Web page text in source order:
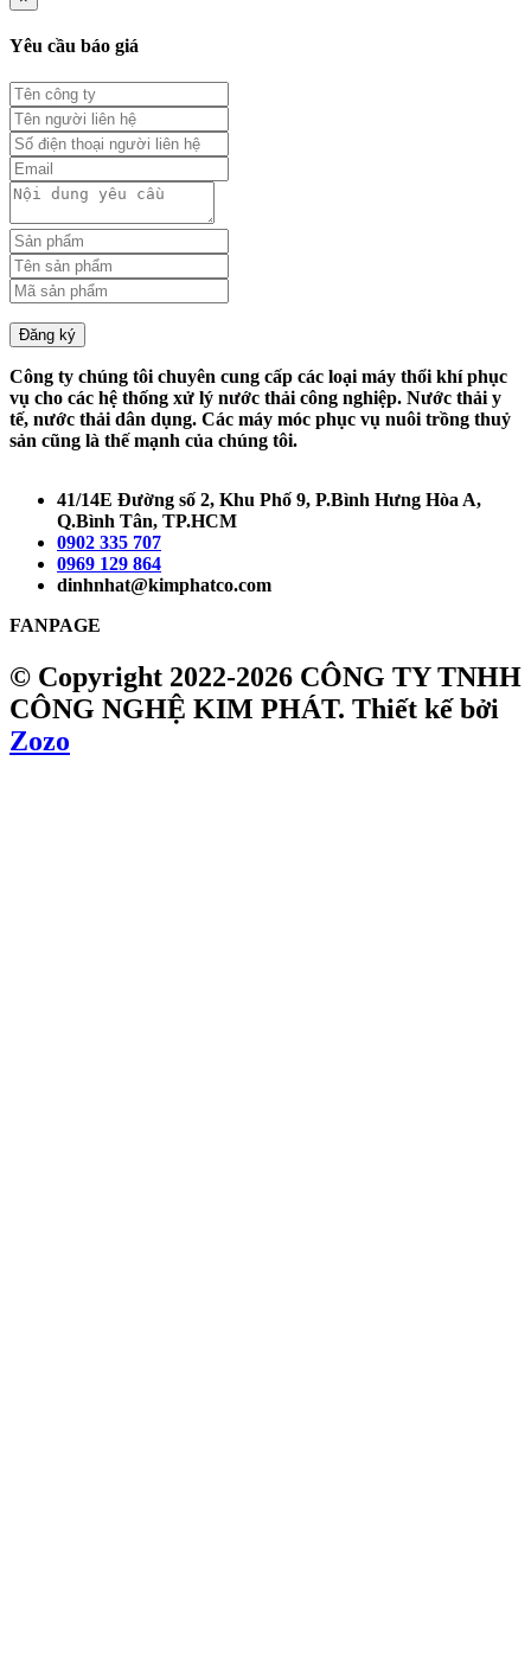
Yêu cầu báo giá
Đăng ký
Công ty chúng tôi chuyên cung cấp các loại máy thổi khí phục
vụ cho các hệ thống xử lý nước thải công nghiệp. Nước thải y
tế, nước thải dân dụng. Các máy móc phục vụ nuôi trồng thuỷ
sản cũng là thế mạnh của chúng tôi.
41/14E Đường số 2, Khu Phố 9, P.Bình Hưng Hòa A,
Q.Bình Tân, TP.HCM
0902 335 707
0969 129 864
dinhnhat@kimphatco.com
FANPAGE
© Copyright 2022-2026 CÔNG TY TNHH
CÔNG NGHỆ KIM PHÁT. Thiết kế bởi
Zozo